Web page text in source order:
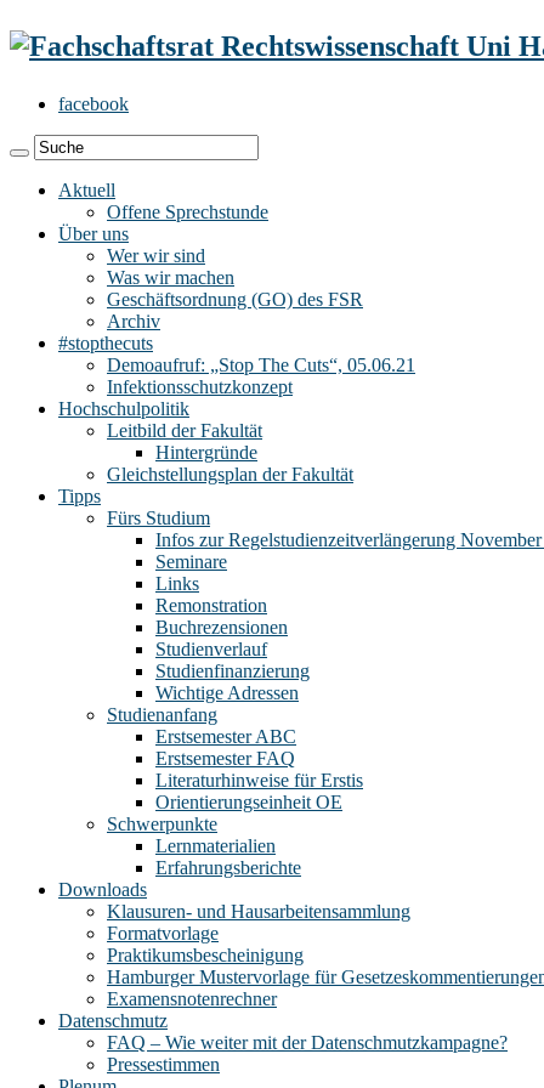
facebook
Aktuell
Offene Sprechstunde
Über uns
Wer wir sind
Was wir machen
Geschäftsordnung (GO) des FSR
Archiv
#stopthecuts
Demoaufruf: „Stop The Cuts“, 05.06.21
Infektionsschutzkonzept
Hochschulpolitik
Leitbild der Fakultät
Hintergründe
Gleichstellungsplan der Fakultät
Tipps
Fürs Studium
Infos zur Regelstudienzeitverlängerung
Seminare
Links
Remonstration
Buchrezensionen
Studienverlauf
Studienfinanzierung
Wichtige Adressen
Studienanfang
Erstsemester ABC
Erstsemester FAQ
Literaturhinweise für Erstis
Orientierungseinheit OE
Schwerpunkte
Lernmaterialien
Erfahrungsberichte
Downloads
Klausuren- und Hausarbeitensammlung
Formatvorlage
Praktikumsbescheinigung
Hamburger Mustervorlage für
Examensnotenrechner
Datenschmutz
FAQ – Wie weiter mit der Datenschmutzkampagne?
Pressestimmen